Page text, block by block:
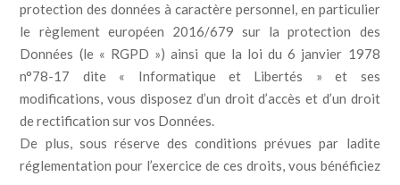
protection des données à caractère personnel, en particulier
le règlement européen 2016/679 sur la protection des
Données (le « RGPD ») ainsi que la loi du 6 janvier 1978
n°78-17 dite « Informatique et Libertés » et ses
modifications, vous disposez d’un droit d’accès et d’un droit
de rectification sur vos Données.
De plus, sous réserve des conditions prévues par ladite
réglementation pour l’exercice de ces droits, vous bénéficiez